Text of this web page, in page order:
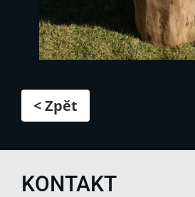
< Zpět
KONTAKT